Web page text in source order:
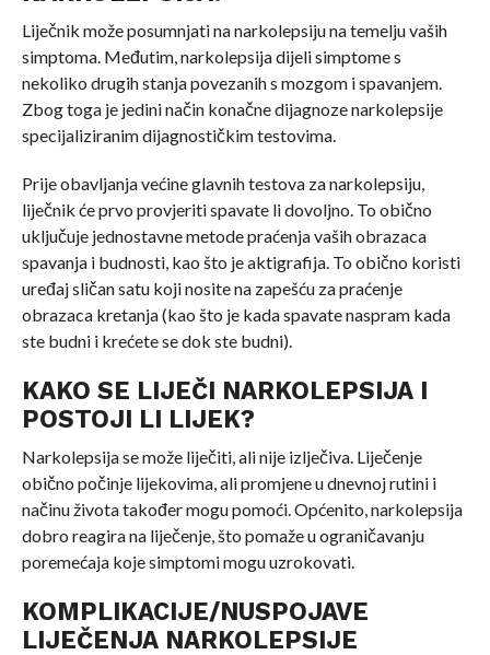
Liječnik može posumnjati na narkolepsiju na temelju vaših
simptoma. Međutim, narkolepsija dijeli simptome s
nekoliko drugih stanja povezanih s mozgom i spavanjem.
Zbog toga je jedini način konačne dijagnoze narkolepsije
specijaliziranim dijagnostičkim testovima.
Prije obavljanja većine glavnih testova za narkolepsiju,
liječnik će prvo provjeriti spavate li dovoljno. To obično
uključuje jednostavne metode praćenja vaših obrazaca
spavanja i budnosti, kao što je aktigrafija. To obično koristi
uređaj sličan satu koji nosite na zapešću za praćenje
obrazaca kretanja (kao što je kada spavate naspram kada
ste budni i krećete se dok ste budni).
KAKO SE LIJEČI NARKOLEPSIJA I
POSTOJI LI LIJEK?
Narkolepsija se može liječiti, ali nije izlječiva. Liječenje
obično počinje lijekovima, ali promjene u dnevnoj rutini i
načinu života također mogu pomoći. Općenito, narkolepsija
dobro reagira na liječenje, što pomaže u ograničavanju
poremećaja koje simptomi mogu uzrokovati.
KOMPLIKACIJE/NUSPOJAVE
LIJEČENJA NARKOLEPSIJE